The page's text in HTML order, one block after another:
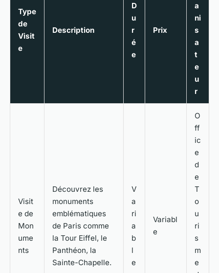
Type
de
Visit
e
Description
D
u
r
é
e
Prix
a
ni
s
a
t
e
u
r
Visit
e de
Mon
ume
nts
Découvrez les
monuments
emblématiques
de Paris comme
la Tour Eiffel, le
Panthéon, la
Sainte-Chapelle.
V
a
ri
a
b
l
e
Variabl
e
O
ff
ic
e
d
e
T
o
u
ri
s
m
e